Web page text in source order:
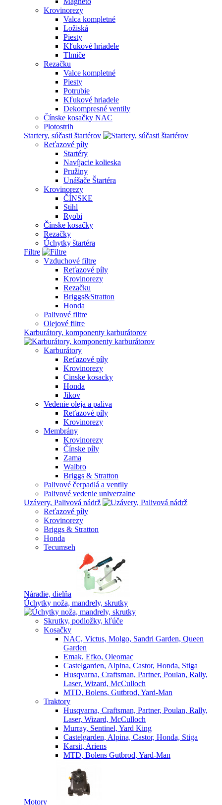
Krovinorezy
Valca kompletné
Ložiská
Piesty
Kľukové hriadele
Tlmiče
Rezačku
Valce kompletné
Piesty
Potrubie
Kľukové hriadele
Dekompresné ventily
Čínske kosačky NAC
Plotostrih
Startery, súčasti štartérov
Reťazové píly
Startéry
Navíjacie kolieska
Pružiny
Unášače Štartéra
Krovinorezy
ČÍNSKE
Stihl
Ryobi
Čínske kosačky
Rezačky
Úchytky štartéra
Filtre
Vzduchové filtre
Reťazové píly
Krovinorezy
Rezačku
Briggs&Stratton
Honda
Palivové filtre
Olejové filtre
Karburátory, komponenty karburátorov
Karburátory
Reťazové píly
Krovinorezy
Cinske kosacky
Honda
Jikov
Vedenie oleja a paliva
Reťazové píly
Krovinorezy
Membrány
Krovinorezy
Čínske píly
Zama
Walbro
Briggs & Stratton
Palivové čerpadlá a ventily
Palivové vedenie univerzalne
Uzávery, Palivová nádrž
Reťazové píly
Krovinorezy
Briggs & Stratton
Honda
Tecumseh
Náradie, dielňa
Úchytky noža, mandrely, skrutky
Skrutky, podložky, kľúče
Kosačky
NAC, Victus, Molgo, Sandri Garden, Queen
Garden
Emak, Efko, Oleomac
Castelgarden, Alpina, Castor, Honda, Stiga
Husqvarna, Craftsman, Partner, Poulan, Rally,
Laser, Wizard, McCulloch
MTD, Bolens, Gutbrod, Yard-Man
Traktory
Husqvarna, Craftsman, Partner, Poulan, Rally,
Laser, Wizard, McCulloch
Murray, Sentinel, Yard King
Castelgarden, Alpina, Castor, Honda, Stiga
Karsit, Ariens
MTD, Bolens Gutbrod, Yard-Man
Motory